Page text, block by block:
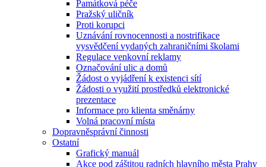
Památková péče
Pražský uličník
Proti korupci
Uznávání rovnocennosti a nostrifikace
vysvědčení vydaných zahraničními školami
Regulace venkovní reklamy
Označování ulic a domů
Žádost o vyjádření k existenci sítí
Žádosti o využití prostředků elektronické
prezentace
Informace pro klienta směnárny
Volná pracovní místa
Dopravněsprávní činnosti
Ostatní
Grafický manuál
Akce pod záštitou radních hlavního města Prahy